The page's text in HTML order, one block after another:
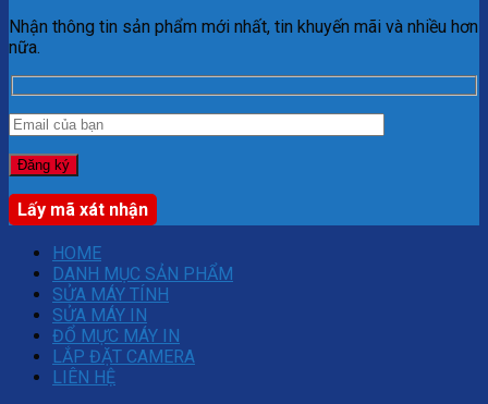
Nhận thông tin sản phẩm mới nhất, tin khuyến mãi và nhiều hơn
nữa.
Lấy mã xát nhận
HOME
DANH MỤC SẢN PHẨM
SỬA MÁY TÍNH
SỬA MÁY IN
ĐỔ MỰC MÁY IN
LẮP ĐẶT CAMERA
LIÊN HỆ